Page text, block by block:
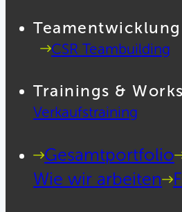
Teamentwicklung
CSR Teambuilding
Trainings &
Verkaufstraining
Gesamtportfolio
Wie wir arbeiten